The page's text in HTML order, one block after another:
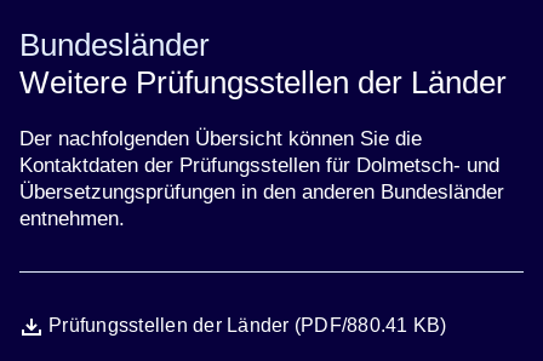
Bundesländer
Weitere Prüfungsstellen der Länder
Der nachfolgenden Übersicht können Sie die
Kontaktdaten der Prüfungsstellen für Dolmetsch- und
Übersetzungsprüfungen in den anderen Bundesländer
entnehmen.
DateiPrüfungsstellen der Länder (PDF/880.41 KB)
Öffnet sich in einem neuen Fenster